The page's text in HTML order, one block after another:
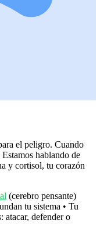
el peligro. Cuando
hablando de
y cortisol, tu corazón
(cerebro pensante)
tu sistema • Tu
atacar, defender o